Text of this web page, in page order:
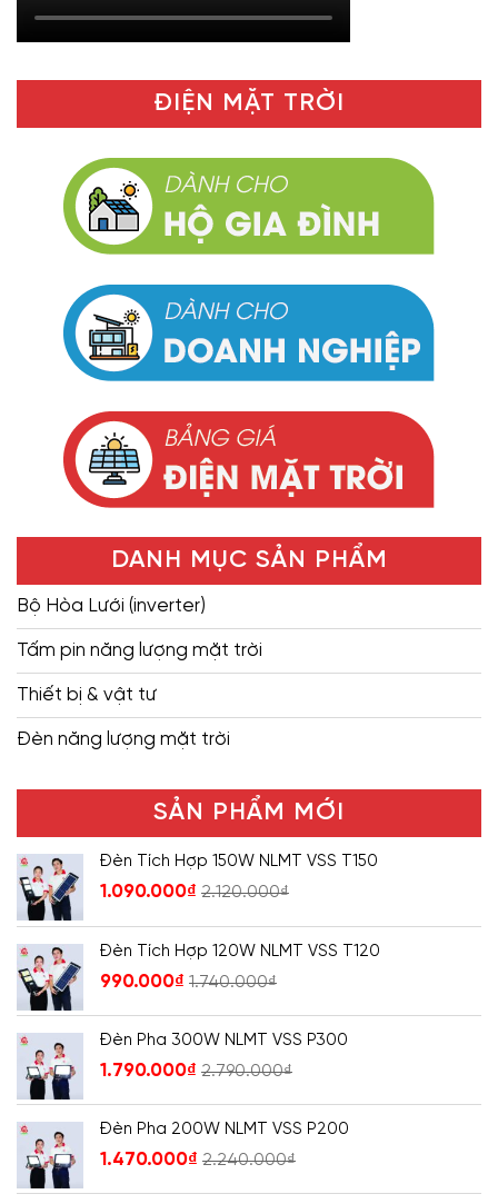
ĐIỆN MẶT TRỜI
DANH MỤC SẢN PHẨM
Bộ Hòa Lưới (inverter)
Tấm pin năng lượng mặt trời
Thiết bị & vật tư
Đèn năng lượng mặt trời
SẢN PHẨM MỚI
Đèn Tích Hợp 150W NLMT VSS T150
1.090.000₫ 2.120.000₫
Đèn Tích Hợp 120W NLMT VSS T120
990.000₫ 1.740.000₫
Đèn Pha 300W NLMT VSS P300
1.790.000₫ 2.790.000₫
Đèn Pha 200W NLMT VSS P200
1.470.000₫ 2.240.000₫